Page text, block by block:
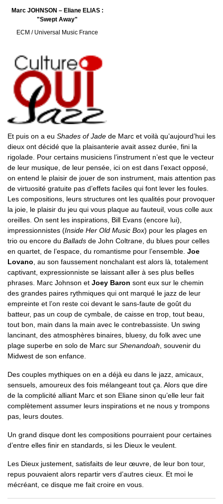
Marc JOHNSON – Eliane ELIAS :
"Swept Away"
ECM / Universal Music France
Et puis on a eu Shades of Jade de Marc et voilà qu’aujourd’hui les
dieux ont décidé que la plaisanterie avait assez durée, fini la
rigolade. Pour certains musiciens l’instrument n’est que le vecteur
de leur musique, de leur pensée, ici on est dans l’exact opposé,
on entend le plaisir de jouer de son instrument, mais attention pas
de virtuosité gratuite pas d’effets faciles qui font lever les foules.
Les compositions, leurs structures ont les qualités pour provoquer
la joie, le plaisir du jeu qui vous plaque au fauteuil, vous colle aux
oreilles. On sent les inspirations, Bill Evans (encore lui),
impressionnistes (Inside Her Old Music Box) pour les plages en
trio ou encore du Ballads de John Coltrane, du blues pour celles
en quartet, de l’espace, du romantisme pour l’ensemble. Joe
Lovano , au son faussement nonchalant est alors là, totalement
captivant, expressionniste se laissant aller à ses plus belles
phrases. Marc Johnson et Joey Baron sont eux sur le chemin
des grandes paires rythmiques qui ont marqué le jazz de leur
empreinte et l’on reste coi devant le sans-faute de goût du
batteur, pas un coup de cymbale, de caisse en trop, tout beau,
tout bon, main dans la main avec le contrebassiste. Un swing
lancinant, des atmosphères binaires, bluesy, du folk avec une
plage superbe en solo de Marc sur Shenandoah , souvenir du
Midwest de son enfance.
Des couples mythiques on en a déjà eu dans le jazz, amicaux,
sensuels, amoureux des fois mélangeant tout ça. Alors que dire
de la complicité alliant Marc et son Eliane sinon qu’elle leur fait
complètement assumer leurs inspirations et ne nous y trompons
pas, leurs doutes.
Un grand disque dont les compositions pourraient pour certaines
d’entre elles finir en standards, si les Dieux le veulent.
Les Dieux justement, satisfaits de leur œuvre, de leur bon tour,
repus pouvaient alors repartir vers d’autres cieux. Et moi le
mécréant, ce disque me fait croire en vous.